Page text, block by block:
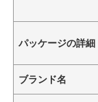
パッケージの詳細
ブランド名